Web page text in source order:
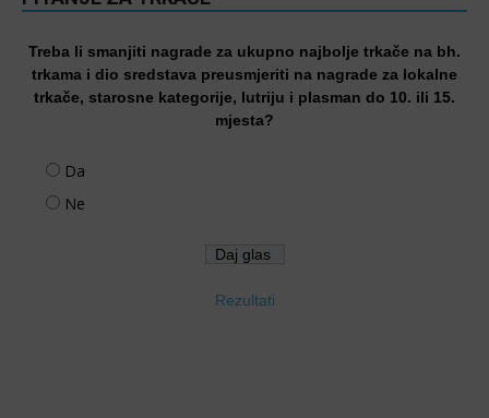
Treba li smanjiti nagrade za ukupno najbolje trkače na bh.
trkama i dio sredstava preusmjeriti na nagrade za lokalne
trkače, starosne kategorije, lutriju i plasman do 10. ili 15.
mjesta?
Da
Ne
Rezultati